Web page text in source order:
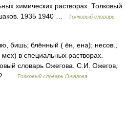
химических растворах. Толковый
1935 1940 …
Толковый словарь
бишь; блённый ( ён, ена); несов.,
в специальных растворах.
словарь Ожегова. С.И. Ожегов,
…
Толковый словарь Ожегова